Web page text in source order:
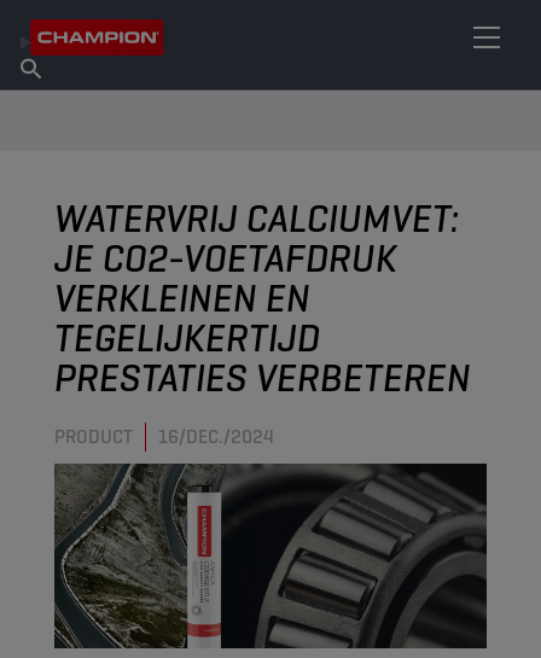
Over Champion
Vind een verkooppunt
WATERVRIJ CALCIUMVET:
JE CO2-VOETAFDRUK
VERKLEINEN EN
TEGELIJKERTIJD
PRESTATIES VERBETEREN
PRODUCT 16/DEC./2024